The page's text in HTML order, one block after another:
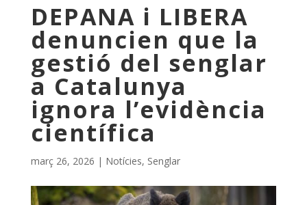
DEPANA i LIBERA
denuncien que la
gestió del senglar
a Catalunya
ignora l’evidència
científica
març 26, 2026 | Notícies, Senglar